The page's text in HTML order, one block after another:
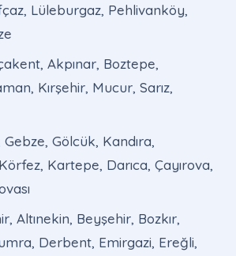
Lüleburgaz, Pehlivanköy,
Akpınar, Boztepe,
Kırşehir, Mucur, Sarız,
Gebze, Gölcük, Kandıra,
Kartepe, Darıca, Çayırova,
Altınekin, Beyşehir, Bozkır,
Derbent, Emirgazi, Ereğli,